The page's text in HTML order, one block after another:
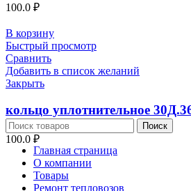
100.0 ₽
В корзину
Быстрый просмотр
Сравнить
Добавить в список желаний
Закрыть
кольцо уплотнительное
100.0 ₽
Поиск
Главная страница
О компании
Товары
Ремонт тепловозов